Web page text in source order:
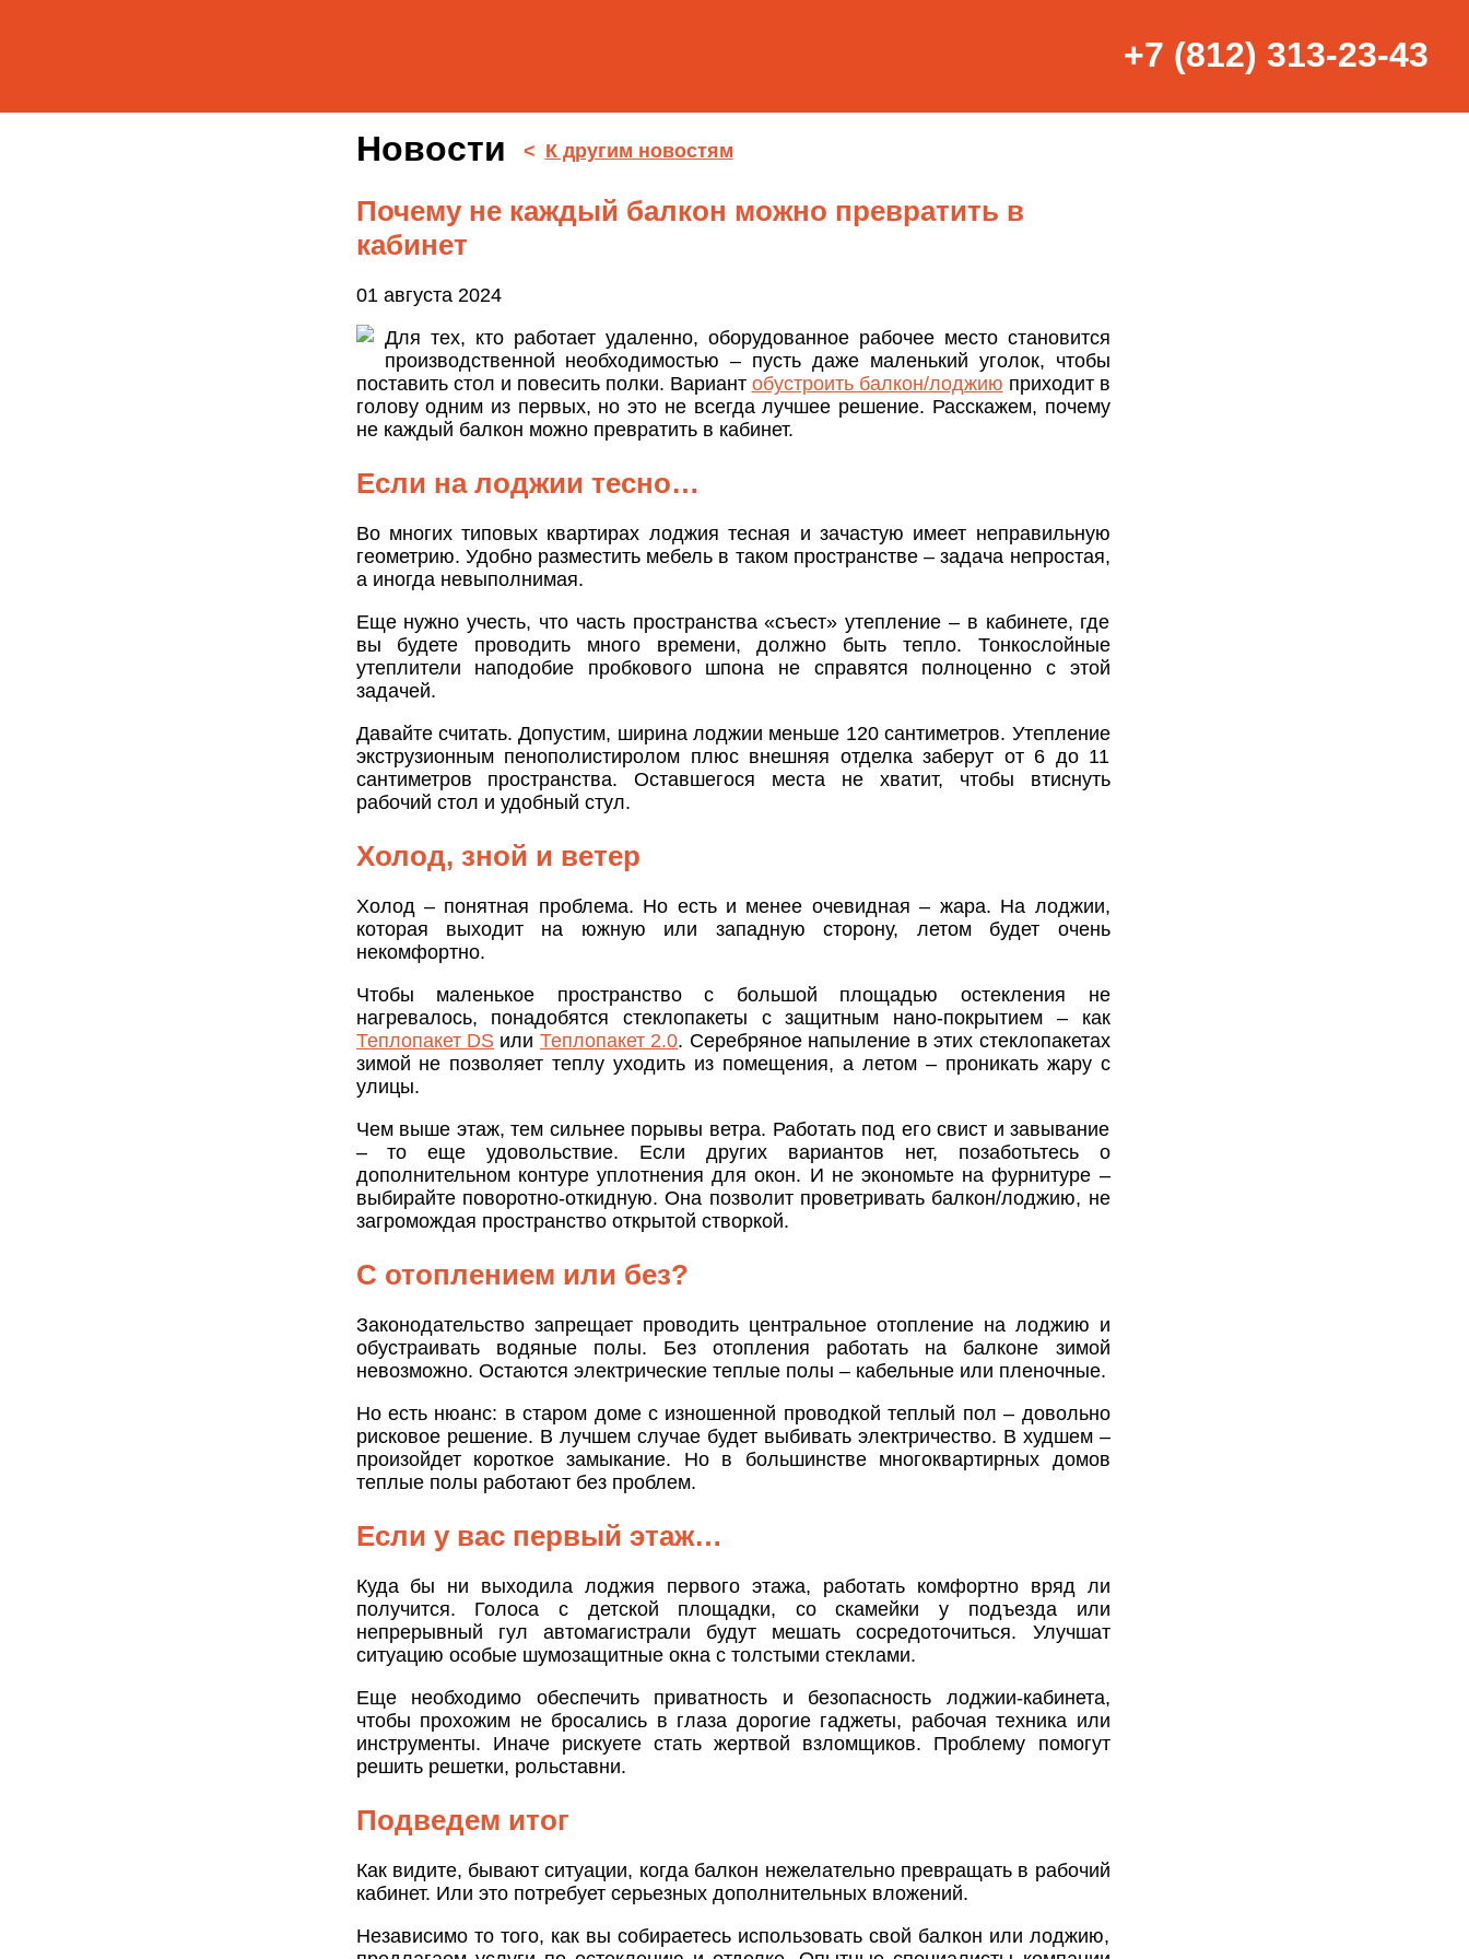
+7 (812) 313-23-43
Новости < К другим новостям
Почему не каждый балкон можно превратить в
кабинет
01 августа 2024
Для тех, кто работает удаленно, оборудованное рабочее место становится
производственной необходимостью – пусть даже маленький уголок, чтобы
поставить стол и повесить полки. Вариант обустроить балкон/лоджию приходит в
голову одним из первых, но это не всегда лучшее решение. Расскажем, почему
не каждый балкон можно превратить в кабинет.
Если на лоджии тесно…
Во многих типовых квартирах лоджия тесная и зачастую имеет неправильную
геометрию. Удобно разместить мебель в таком пространстве – задача непростая,
а иногда невыполнимая.
Еще нужно учесть, что часть пространства «съест» утепление – в кабинете, где
вы будете проводить много времени, должно быть тепло. Тонкослойные
утеплители наподобие пробкового шпона не справятся полноценно с этой
задачей.
Давайте считать. Допустим, ширина лоджии меньше 120 сантиметров. Утепление
экструзионным пенополистиролом плюс внешняя отделка заберут от 6 до 11
сантиметров пространства. Оставшегося места не хватит, чтобы втиснуть
рабочий стол и удобный стул.
Холод, зной и ветер
Холод – понятная проблема. Но есть и менее очевидная – жара. На лоджии,
которая выходит на южную или западную сторону, летом будет очень
некомфортно.
Чтобы маленькое пространство с большой площадью остекления не
нагревалось, понадобятся стеклопакеты с защитным нано-покрытием – как
Теплопакет DSили Теплопакет 2.0. Серебряное напыление в этих стеклопакетах
зимой не позволяет теплу уходить из помещения, а летом – проникать жару с
улицы.
Чем выше этаж, тем сильнее порывы ветра. Работать под его свист и завывание
– то еще удовольствие. Если других вариантов нет, позаботьтесь о
дополнительном контуре уплотнения для окон. И не экономьте на фурнитуре –
выбирайте поворотно-откидную. Она позволит проветривать балкон/лоджию, не
загромождая пространство открытой створкой.
С отоплением или без?
Законодательство запрещает проводить центральное отопление на лоджию и
обустраивать водяные полы. Без отопления работать на балконе зимой
невозможно. Остаются электрические теплые полы – кабельные или пленочные.
Но есть нюанс: в старом доме с изношенной проводкой теплый пол – довольно
рисковое решение. В лучшем случае будет выбивать электричество. В худшем –
произойдет короткое замыкание. Но в большинстве многоквартирных домов
теплые полы работают без проблем.
Если у вас первый этаж…
Куда бы ни выходила лоджия первого этажа, работать комфортно вряд ли
получится. Голоса с детской площадки, со скамейки у подъезда или
непрерывный гул автомагистрали будут мешать сосредоточиться. Улучшат
ситуацию особые шумозащитные окна с толстыми стеклами.
Еще необходимо обеспечить приватность и безопасность лоджии-кабинета,
чтобы прохожим не бросались в глаза дорогие гаджеты, рабочая техника или
инструменты. Иначе рискуете стать жертвой взломщиков. Проблему помогут
решить решетки, рольставни.
Подведем итог
Как видите, бывают ситуации, когда балкон нежелательно превращать в рабочий
кабинет. Или это потребует серьезных дополнительных вложений.
Независимо то того, как вы собираетесь использовать свой балкон или лоджию,